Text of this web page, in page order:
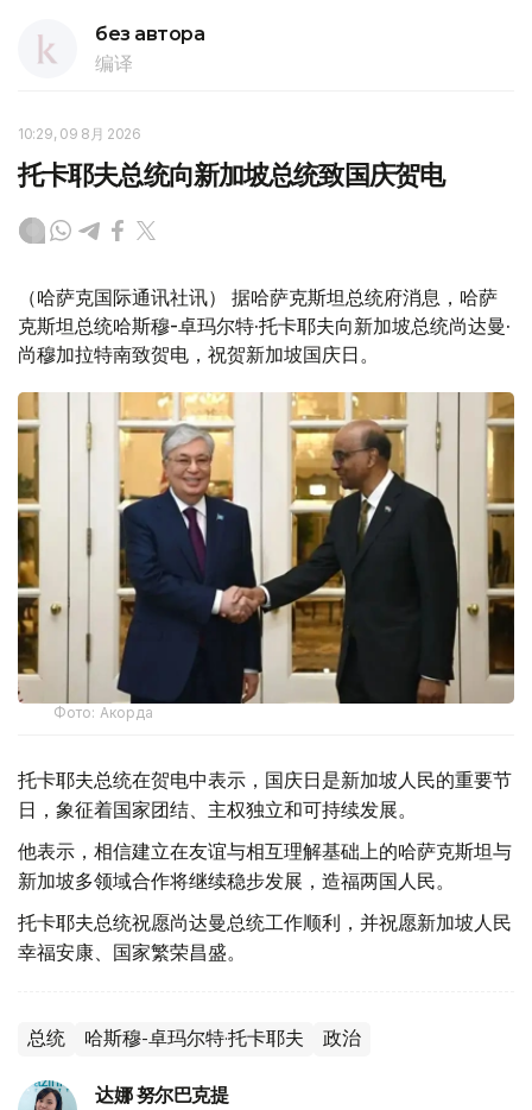
без автора
编译
10:29, 09 8月 2026
托卡耶夫总统向新加坡总统致国庆贺电
（哈萨克国际通讯社讯） 据哈萨克斯坦总统府消息，哈萨
克斯坦总统哈斯穆-卓玛尔特·托卡耶夫向新加坡总统尚达曼·
尚穆加拉特南致贺电，祝贺新加坡国庆日。
Фото: Акорда
托卡耶夫总统在贺电中表示，国庆日是新加坡人民的重要节
日，象征着国家团结、主权独立和可持续发展。
他表示，相信建立在友谊与相互理解基础上的哈萨克斯坦与
新加坡多领域合作将继续稳步发展，造福两国人民。
托卡耶夫总统祝愿尚达曼总统工作顺利，并祝愿新加坡人民
幸福安康、国家繁荣昌盛。
总统 哈斯穆-卓玛尔特·托卡耶夫 政治
达娜 努尔巴克提